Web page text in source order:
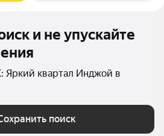
и не упускайте
Яркий квартал Инджой в
поиск